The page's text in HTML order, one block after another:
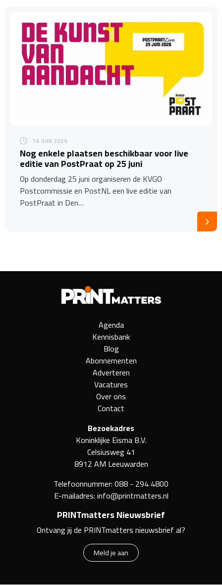
16 JUNI 2026
Nog enkele plaatsen beschikbaar voor live
editie van PostPraat op 25 juni
Op donderdag 25 juni organiseren de KVGO
Postcommissie en PostNL een live editie van
PostPraat in Den…
Agenda
Kennisbank
Blog
Abonnementen
Adverteren
Vacatures
Over ons
Contact
Bezoekadres
Koninklijke Eisma B.V.
Celsiusweg 41
8912 AM Leeuwarden
Telefoonnummer:088 - 294 4800
E-mailadres:info@printmatters.nl
PRINTmatters Nieuwsbrief
Ontvang jij de PRINTmatters nieuwsbrief al?
Meld je aan